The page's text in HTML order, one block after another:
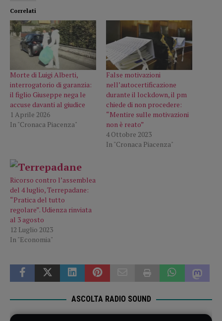
Correlati
Morte di Luigi Alberti,
interrogatorio di garanzia:
il figlio Giuseppe nega le
accuse davanti al giudice
1 Aprile 2026
In "Cronaca Piacenza"
False motivazioni
nell’autocertificazione
durante il lockdown, il pm
chiede di non procedere:
“Mentire sulle motivazioni
non è reato”
4 Ottobre 2023
In "Cronaca Piacenza"
Ricorso contro l’assemblea
del 4 luglio, Terrepadane:
“Pratica del tutto
regolare”. Udienza rinviata
al 3 agosto
12 Luglio 2023
In "Economia"
ASCOLTA RADIO SOUND